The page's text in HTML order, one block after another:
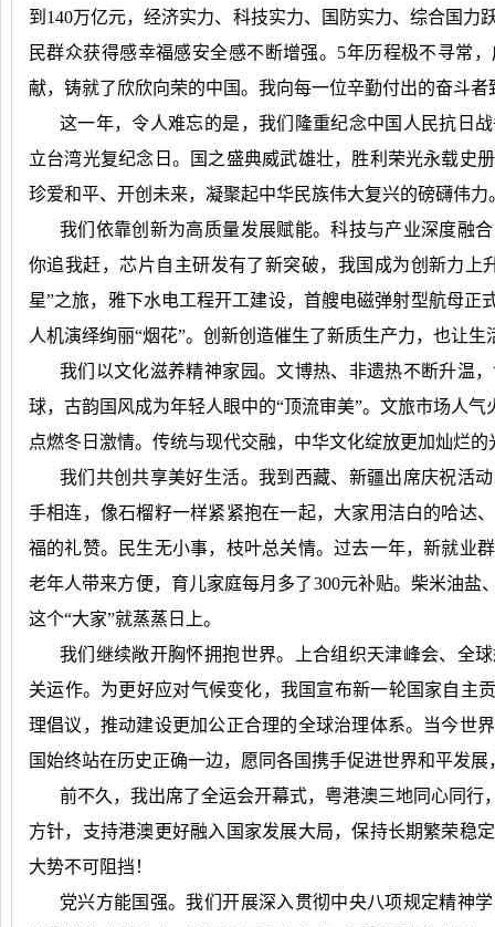
到 140万亿元，经济实力、科技实力、国防实力、综合国力
民群众获得感幸福感安全感不断增强。 5年历程极不寻常
献，铸就了欣欣向荣的中国。我向每一位辛勤付出的奋斗者
这一年，令人难忘的是，我们隆重纪念中国人民抗日
立台湾光复纪念日。国之盛典威武雄壮，胜利荣光永载史
珍爱和平、开创未来，凝聚起中华民族伟大复兴的磅礴伟力
我们依靠创新为高质量发展赋能。科技与产业深度融
你追我赶，芯片自主研发有了新突破，我国成为创新力上
星”之旅，雅下水电工程开工建设，首艘电磁弹射型航母正
人机演绎绚丽“烟花”。创新创造催生了新质生产力，也让生
我们以文化滋养精神家园。文博热、非遗热不断升温
球，古韵国风成为年轻人眼中的“顶流审美”。文旅市场人气
点燃冬日激情。传统与现代交融，中华文化绽放更加灿烂的
我们共创共享美好生活。我到西藏、新疆出席庆祝活
手相连，像石榴籽一样紧紧抱在一起，大家用洁白的哈达
福的礼赞。民生无小事，枝叶总关情。过去一年，新就业
老年人带来方便，育儿家庭每月多了300元补贴。柴米油盐
这个“大家”就蒸蒸日上。
我们继续敞开胸怀拥抱世界。上合组织天津峰会、全
关运作。为更好应对气候变化，我国宣布新一轮国家自主
理倡议，推动建设更加公正合理的全球治理体系。当今世
国始终站在历史正确一边，愿同各国携手促进世界和平发
前不久，我出席了全运会开幕式，粤港澳三地同心同行
方针，支持港澳更好融入国家发展大局，保持长期繁荣稳
大势不可阻挡！
党兴方能国强。我们开展深入贯彻中央八项规定精神